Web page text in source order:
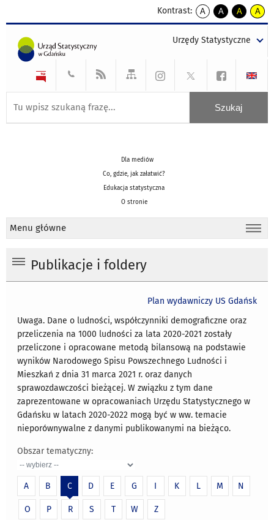
Kontrast:
A
kontrast
A
kontrast
tekst
czarnym
A
kontrast
tekst
czarnym
A
tekst
żółtym
Urzędy Statystyczne
Dla mediów
Co, gdzie, jak załatwić?
Edukacja statystyczna
O stronie
Menu główne
Publikacje i foldery
Plan wydawniczy US Gdańsk
Uwaga. Dane o ludności, współczynniki demograficzne oraz
przeliczenia na 1000 ludności za lata 2020-2021 zostały
przeliczone i opracowane metodą bilansową na podstawie
wyników Narodowego Spisu Powszechnego Ludności i
Mieszkań z dnia 31 marca 2021 r. oraz danych
sprawozdawczości bieżącej. W związku z tym dane
zaprezentowane w opracowaniach Urzędu Statystycznego w
Gdańsku w latach 2020-2022 mogą być w ww. temacie
nieporównywalne z danymi publikowanymi na bieżąco.
Obszar tematyczny:
A B C D E G I K L M N
O P R S T W Z